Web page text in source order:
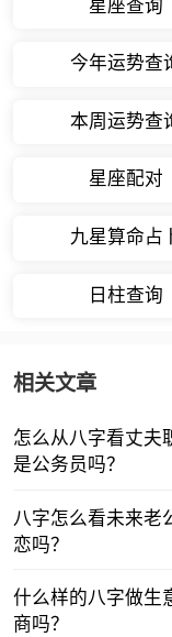
星座查询
今年运势查
本周运势查
星座配对
九星算命占
日柱查询
相关文章
怎么从八字看丈夫
是公务员吗？
八字怎么看未来老
恋吗？
什么样的八字做生
商吗？